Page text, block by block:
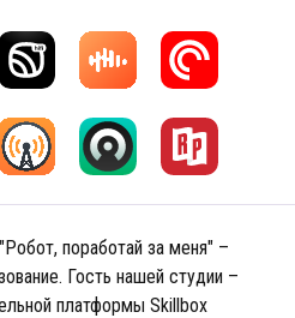
поработай за меня" –
Гость нашей студии –
платформы Skillbox